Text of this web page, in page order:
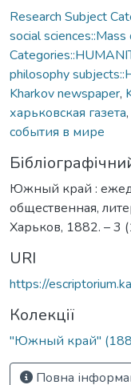
Research Subject
social sciences::Mass
philosophy
Kharkov newspaper,
харьковская газета,
события в мире
Южный край :
общественная,
Харьков, 1882. – 3
URI
https://
Колекції
"Южный край"
Повна